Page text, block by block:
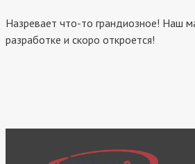
Назревает что-то грандиозное! Наш
разработке и скоро откроется!